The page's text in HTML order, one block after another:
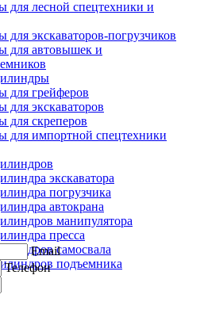
для лесной спецтехники и
экскаваторов-погрузчиков
для автовышек и
для грейферов
для экскаваторов
для скреперов
для импортной спецтехники
экскаватора
погрузчика
автокрана
манипулятора
пресса
самосвала
подъемника
Email
Телефон